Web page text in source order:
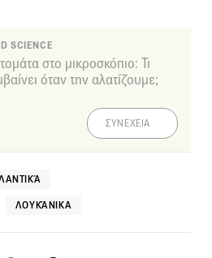
SCIENCE
στο μικροσκόπιο: Τι
όταν την αλατίζουμε;
ΣΥΝΕΧΕΙΑ
ΛΟΥΚΆΝΙΚΑ